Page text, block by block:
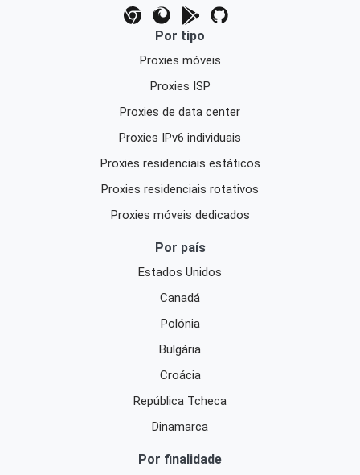
Por tipo
Proxies móveis
Proxies ISP
Proxies de data center
Proxies IPv6 individuais
Proxies residenciais estáticos
Proxies residenciais rotativos
Proxies móveis dedicados
Por país
Estados Unidos
Canadá
Polónia
Bulgária
Croácia
República Tcheca
Dinamarca
Por finalidade